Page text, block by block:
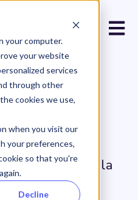
your computer.
your website
services
through other
cookies we use,
when you visit our
your preferences,
so that you're
Decline
el mundo de la
online.